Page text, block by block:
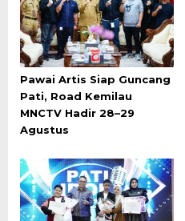
Pawai Artis Siap Guncang
Pati, Road Kemilau
MNCTV Hadir 28–29
Agustus